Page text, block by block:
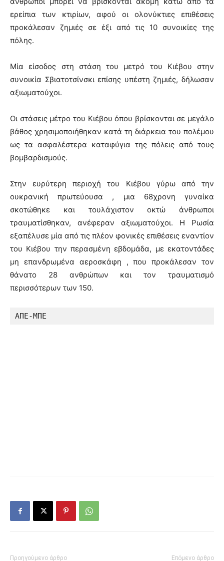
ερείπια των κτιρίων, αφού οι ολονύκτιες επιθέσεις
προκάλεσαν ζημιές σε έξι από τις 10 συνοικίες της
πόλης.
Μία είσοδος στη στάση του μετρό του Κιέβου στην
συνοικία Σβιατοτσίνσκι επίσης υπέστη ζημιές, δήλωσαν
αξιωματούχοι.
Οι στάσεις μέτρο του Κιέβου όπου βρίσκονται σε μεγάλο
βάθος χρησιμοποιήθηκαν κατά τη διάρκεια του πολέμου
ως τα ασφαλέστερα καταφύγια της πόλεις από τους
βομβαρδισμούς.
Στην ευρύτερη περιοχή του Κιέβου γύρω από την
ουκρανική πρωτεύουσα , μια 68χρονη γυναίκα
σκοτώθηκε και τουλάχιστον οκτώ άνθρωποι
τραυματίσθηκαν, ανέφεραν αξιωματούχοι. Η Ρωσία
εξαπέλυσε μία από τις πλέον φονικές επιθέσεις εναντίον
του Κιέβου την περασμένη εβδομάδα, με εκατοντάδες
μη επανδρωμένα αεροσκάφη , που προκάλεσαν τον
θάνατο 28 ανθρώπων και τον τραυματισμό
περισσότερων των 150.
ΑΠΕ-ΜΠΕ
Προηγούμενο άρθρο Επόμενο άρθρο